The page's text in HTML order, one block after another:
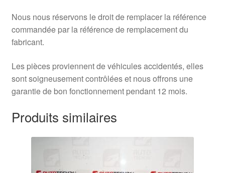
Nous nous réservons le droit de remplacer la référence
commandée par la référence de remplacement du
fabricant.
Les pièces proviennent de véhicules accidentés, elles
sont soigneusement contrôlées et nous offrons une
garantie de bon fonctionnement pendant 12 mois.
Produits similaires